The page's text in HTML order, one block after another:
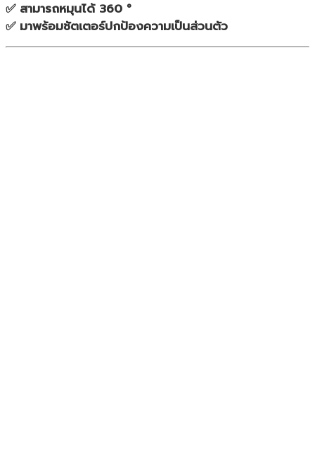
✅ สามารถหมุนได้ 360 °
✅ มาพร้อมชัตเตอร์ปกป้องความเป็นส่วนตัว